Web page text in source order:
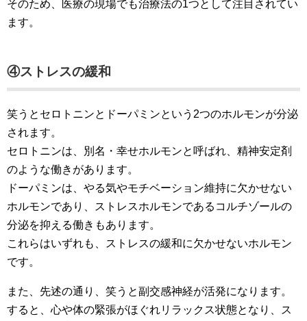
そのため、医療の現場でも治療法の1つとして注目されてい
ます。
④ストレスの緩和
笑うとセロトニンとドーパミンという2つのホルモンが分泌
されます。
セロトニンは、別名・幸せホルモンと呼ばれ、精神安定剤
のような働きがあります。
ドーパミンは、やる気やモチベーション維持に欠かせない
ホルモンであり、ストレスホルモンであるコルチゾールの
分泌を抑える働きもあります。
これらはいずれも、ストレスの緩和に欠かせないホルモン
です。
また、先述の通り、笑うと副交感神経が活発になります。
すると、心や体の緊張がほぐれリラックス状態となり、ス